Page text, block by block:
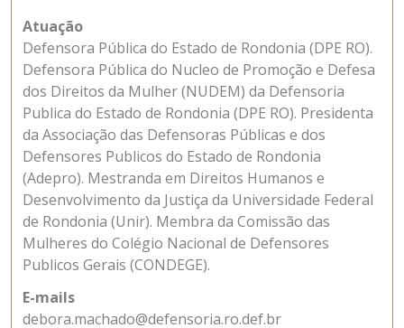
Atuação
Defensora Pública do Estado de Rondonia (DPE RO).
Defensora Pública do Nucleo de Promoção e Defesa
dos Direitos da Mulher (NUDEM) da Defensoria
Publica do Estado de Rondonia (DPE RO). Presidenta
da Associação das Defensoras Públicas e dos
Defensores Publicos do Estado de Rondonia
(Adepro). Mestranda em Direitos Humanos e
Desenvolvimento da Justiça da Universidade Federal
de Rondonia (Unir). Membra da Comissão das
Mulheres do Colégio Nacional de Defensores
Publicos Gerais (CONDEGE).
E-mails
debora.machado@defensoria.ro.def.br